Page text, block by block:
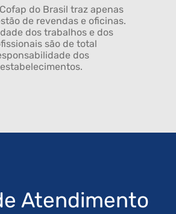
do Brasil traz apenas
de revendas e oficinas.
dos trabalhos e dos
são de total
dos
estabelecimentos.
Atendimento